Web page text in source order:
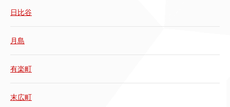
日比谷
月島
有楽町
末広町